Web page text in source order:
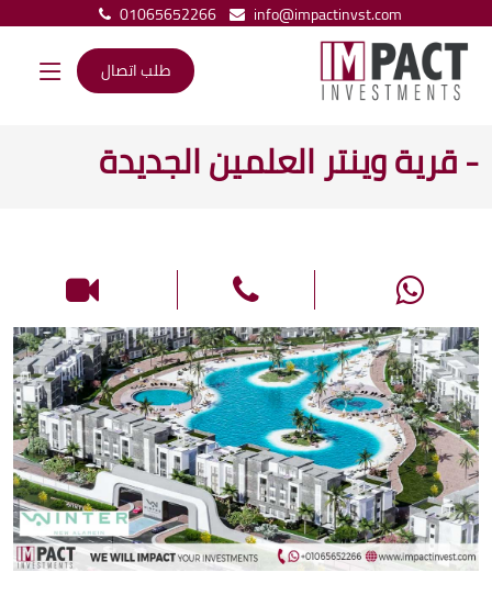
01065652266
info@impactinvst.com
طلب اتصال
- قرية وينتر العلمين الجديدة